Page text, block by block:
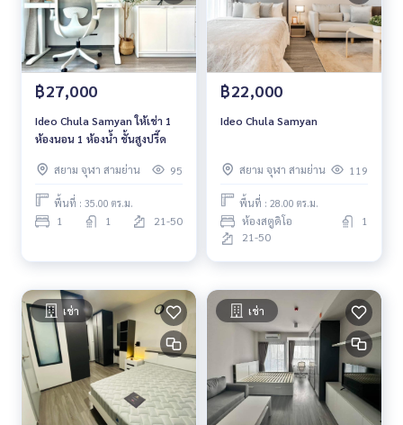
฿27,000
Ideo Chula Samyan ให้เช่า 1
ห้องนอน 1 ห้องน้ำ ชั้นสูงปรี๊ด
สยาม จุฬา สามย่าน 95
พื้นที่ : 35.00 ตร.ม.
1 1 21-50
฿22,000
Ideo Chula Samyan
สยาม จุฬา สามย่าน 119
พื้นที่ : 28.00 ตร.ม.
ห้องสตูดิโอ
1
21-50
เช่า เช่า